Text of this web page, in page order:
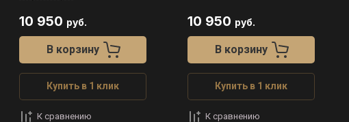
10 950 руб.
В корзину
Купить в 1 клик
К сравнению
10 950 руб.
В корзину
Купить в 1 клик
К сравнению